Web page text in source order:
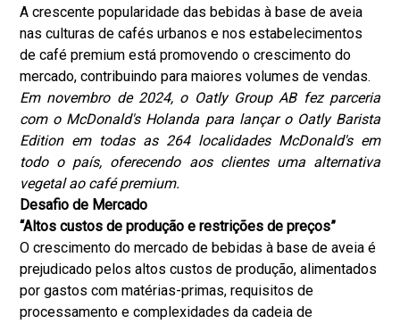
A crescente popularidade das bebidas à base de aveia
nas culturas de cafés urbanos e nos estabelecimentos
de café premium está promovendo o crescimento do
mercado, contribuindo para maiores volumes de vendas.
Em novembro de 2024, o Oatly Group AB fez parceria
com o McDonald's Holanda para lançar o Oatly Barista
Edition em todas as 264 localidades McDonald's em
todo o país, oferecendo aos clientes uma alternativa
vegetal ao café premium.
Desafio de Mercado
“Altos custos de produção e restrições de preços”
O crescimento do mercado de bebidas à base de aveia é
prejudicado pelos altos custos de produção, alimentados
por gastos com matérias-primas, requisitos de
processamento e complexidades da cadeia de